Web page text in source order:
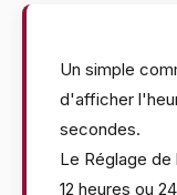
Un simple
d'afficher
secondes.
Le Réglage
12 heures ou